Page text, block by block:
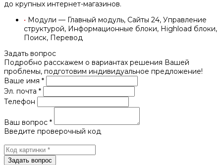
до крупных интернет-магазинов.
• Модули — Главный модуль, Сайты 24, Управление
структурой, Информационные блоки, Highload блоки,
Поиск, Перевод
Задать вопрос
Подробно расскажем о вариантах решения Вашей
проблемы, подготовим индивидуальное предложение!
Ваше имя *
Эл. почта *
Телефон
Ваш вопрос *
Введите проверочный код